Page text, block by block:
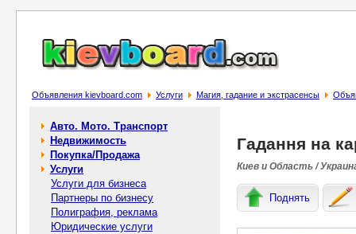
Объявления kievboard.com Услуги Магия, гадание и экстрасенсы
Авто. Мото. Транспорт
Недвижимость
Покупка/Продажа
Услуги
Услуги для бизнеса
Партнеры по бизнесу
Полиграфия, реклама
Юридические услуги
Гадання на
Киев и Область /
Поднять